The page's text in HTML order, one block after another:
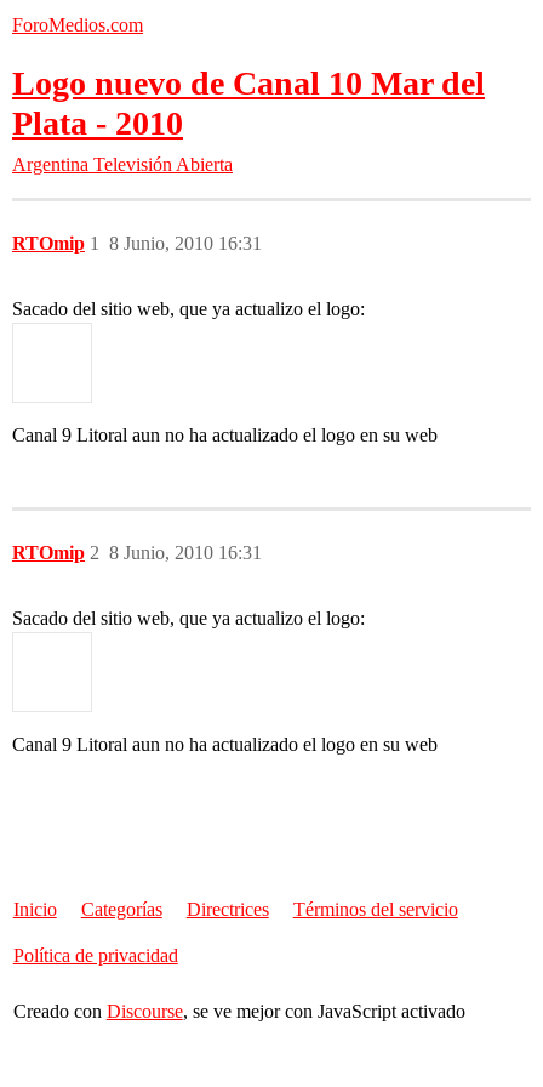
ForoMedios.com
Logo nuevo de Canal 10 Mar del
Plata - 2010
Argentina Televisión Abierta
RTOmip 8 Junio, 2010 16:31
1
Sacado del sitio web, que ya actualizo el logo:
Canal 9 Litoral aun no ha actualizado el logo en su web
RTOmip 8 Junio, 2010 16:31
2
Sacado del sitio web, que ya actualizo el logo:
Canal 9 Litoral aun no ha actualizado el logo en su web
Inicio Categorías Directrices Términos del servicio
Política de privacidad
Creado con Discourse, se ve mejor con JavaScript activado